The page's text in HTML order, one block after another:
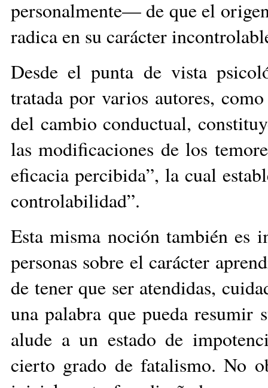
personalmente— de que el
radica en su carácter
Desde el punta de vista
tratada por varios autores,
del cambio conductual,
las modificaciones de los
eficacia percibida”, la cual
controlabilidad”.
Esta misma noción también es
personas sobre el carácter
de tener que ser atendidas,
una palabra que pueda resumir
alude a un estado de
cierto grado de fatalismo. No